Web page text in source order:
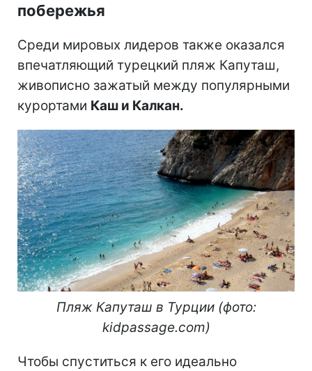
побережья
Среди мировых лидеров также оказался
впечатляющий турецкий пляж Капуташ,
живописно зажатый между популярными
курортами Каш и Калкан.
Пляж Капуташ в Турции (фото:
kidpassage.com)
Чтобы спуститься к его идеально